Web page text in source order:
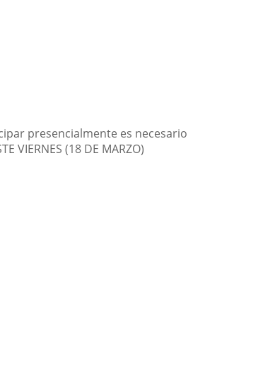
presencialmente es necesario
VIERNES (18 DE MARZO)